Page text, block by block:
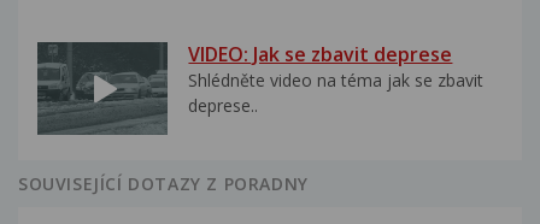
VIDEO: Jak se zbavit deprese
Shlédněte video na téma jak se zbavit
deprese..
SOUVISEJÍCÍ DOTAZY Z PORADNY